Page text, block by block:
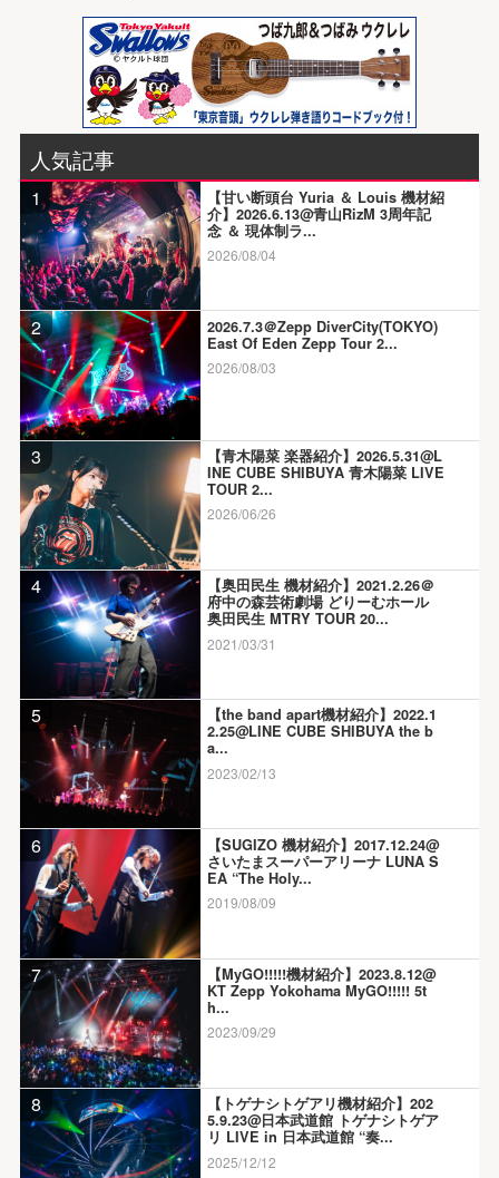
人気記事
1
【甘い断頭台 Yuria ＆ Louis 機材紹
介】2026.6.13@青山RizM 3周年記
念 ＆ 現体制ラ...
2026/08/04
2
2026.7.3＠Zepp DiverCity(TOKYO)
East Of Eden Zepp Tour 2...
2026/08/03
3
【青木陽菜 楽器紹介】2026.5.31@L
INE CUBE SHIBUYA 青木陽菜 LIVE
TOUR 2...
2026/06/26
4
【奥田民生 機材紹介】2021.2.26＠
府中の森芸術劇場 どりーむホール
奥田民生 MTRY TOUR 20...
2021/03/31
5
【the band apart機材紹介】2022.1
2.25@LINE CUBE SHIBUYA the b
a...
2023/02/13
6
【SUGIZO 機材紹介】2017.12.24@
さいたまスーパーアリーナ LUNA S
EA “The Holy...
2019/08/09
7
【MyGO!!!!!機材紹介】2023.8.12@
KT Zepp Yokohama MyGO!!!!! 5t
h...
2023/09/29
8
【トゲナシトゲアリ機材紹介】202
5.9.23@日本武道館 トゲナシトゲア
リ LIVE in 日本武道館 “奏...
2025/12/12